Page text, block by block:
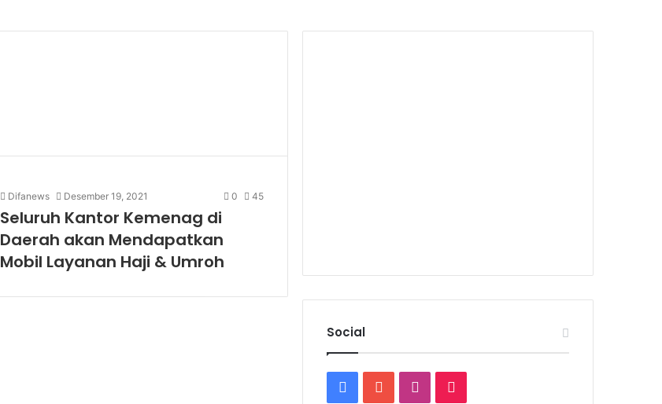
Difanews Desember 19, 2021 0 45
Seluruh Kantor Kemenag di
Daerah akan Mendapatkan
Mobil Layanan Haji & Umroh
Social
FacebookYouTubeInstagram